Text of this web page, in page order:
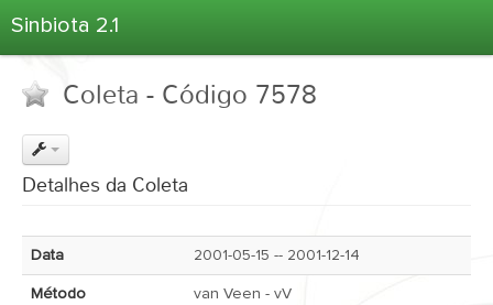
Sinbiota 2.1
Informações Ambientais
Coletas
Atlas 2.1
Coleta - Código 7578
Detalhes da Coleta
Data 2001-05-15 -- 2001-12-14
Método van Veen - vV